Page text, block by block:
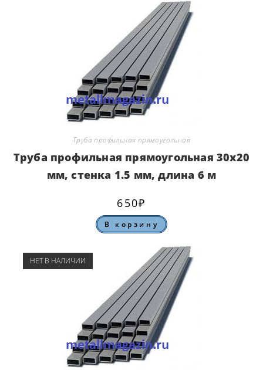
Труба профильная прямоугольная
Труба профильная прямоугольная 30х20
мм, стенка 1.5 мм, длина 6 м
650₽
В корзину
НЕТ В НАЛИЧИИ